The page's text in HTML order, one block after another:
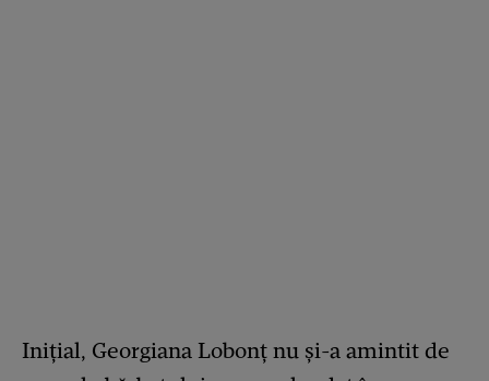
Inițial, Georgiana Lobonț nu și-a amintit de